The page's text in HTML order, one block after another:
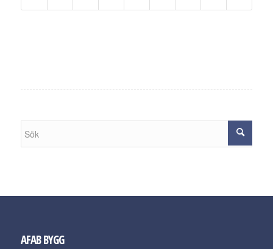
AFAB BYGG